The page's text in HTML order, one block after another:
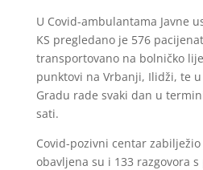
U Covid-ambulantama Javne
KS pregledano je 576
transportovano na bolničko
punktovi na Vrbanji, Ilidži, te
Gradu rade svaki dan u
sati.
Covid-pozivni centar
obavljena su i 133 razgovora